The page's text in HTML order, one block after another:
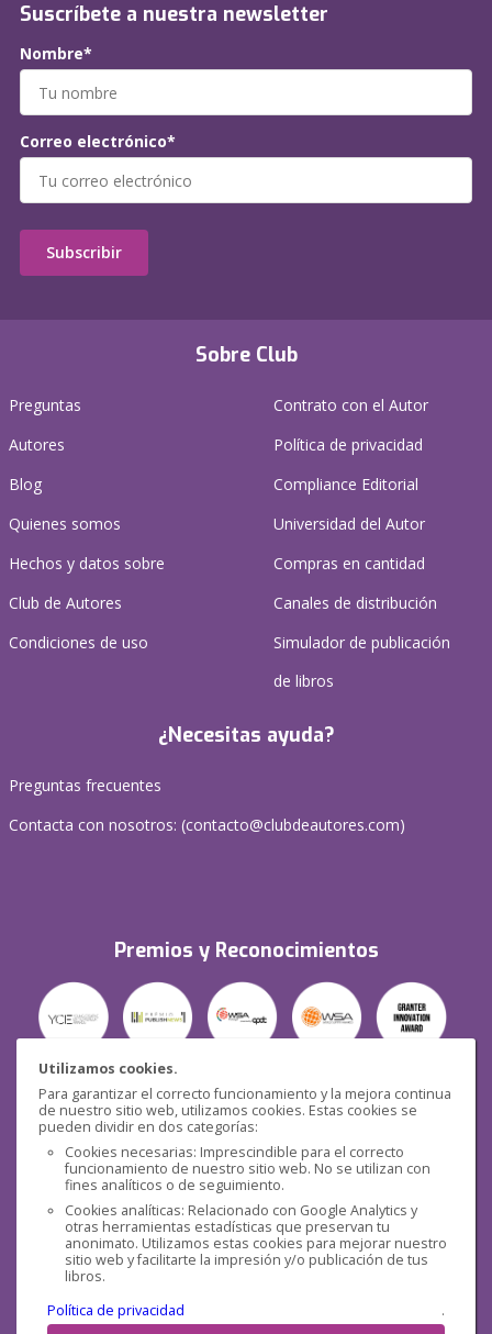
Utilizamos cookies.
Para garantizar el correcto funcionamiento y la mejora continua
de nuestro sitio web, utilizamos cookies. Estas cookies se
pueden dividir en dos categorías:
Cookies necesarias: Imprescindible para el correcto
funcionamiento de nuestro sitio web. No se utilizan con
fines analíticos o de seguimiento.
Cookies analíticas: Relacionado con Google Analytics y
otras herramientas estadísticas que preservan tu
anonimato. Utilizamos estas cookies para mejorar nuestro
sitio web y facilitarte la impresión y/o publicación de tus
libros.
Política de privacidad
.
Sobre Club
Preguntas
Autores
Blog
Quienes somos
Hechos y datos sobre
Club de Autores
Condiciones de uso
Contrato con el Autor
Política de privacidad
Compliance Editorial
Universidad del Autor
Compras en cantidad
Canales de distribución
Simulador de publicación
de libros
¿Necesitas ayuda?
Preguntas frecuentes
Contacta con nosotros: (contacto@clubdeautores.com)
Premios y Reconocimientos
Seguridad
Redes sociales
Suscríbete a nuestra newsletter
Nombre*
Correo electrónico*
Subscribir